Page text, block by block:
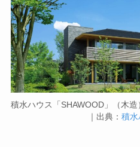
積水ハウス「SHAWOOD」（木
｜出典： 積水